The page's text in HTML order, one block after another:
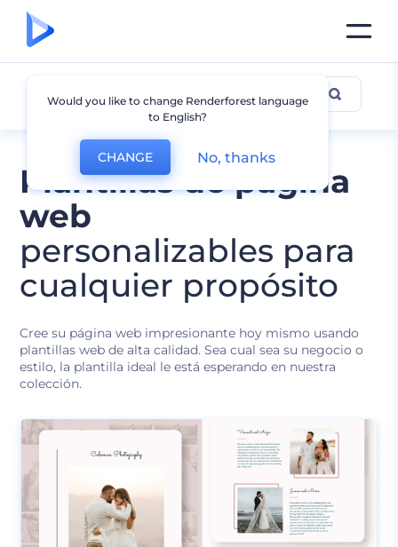
Plantillas de página
web
personalizables para
cualquier propósito
Cree su página web impresionante hoy mismo usando
plantillas web de alta calidad. Sea cual sea su negocio o
estilo, la plantilla ideal le está esperando en nuestra
colección.
Todas las Plantillas
Would you like to change Renderforest language
to English?
CHANGE No, thanks